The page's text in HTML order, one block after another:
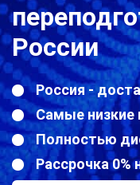
России
Россия -
Самые низкие
Полностью
Рассрочка 0%